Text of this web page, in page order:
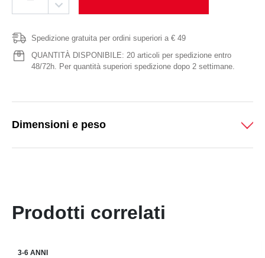
Spedizione gratuita per ordini superiori a € 49
QUANTITÀ DISPONIBILE: 20 articoli per spedizione entro
48/72h. Per quantità superiori spedizione dopo 2 settimane.
Dimensioni e peso
Prodotti correlati
3-6 ANNI